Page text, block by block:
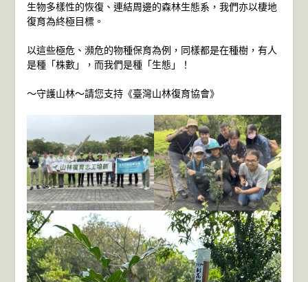
生物多樣性的恢復、連結周邊的森林生態系，我們亦以棲地
復育為終極目標。
以這些極危、瀕危的物種保育為例，同樣都是在種樹，有人
是種「株數」，而我們是種「生態」！
～守護山林～請您支持《臺灣山林復育協會》